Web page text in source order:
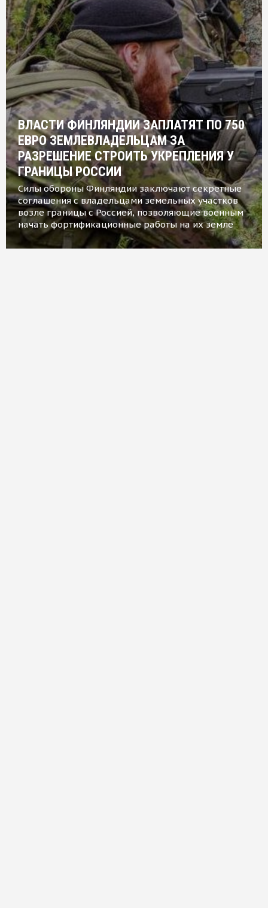
ВЛАСТИ ФИНЛЯНДИИ ЗАПЛАТЯТ ПО 750
ЕВРО ЗЕМЛЕВЛАДЕЛЬЦАМ ЗА
РАЗРЕШЕНИЕ СТРОИТЬ УКРЕПЛЕНИЯ У
ГРАНИЦЫ РОССИИ
Силы обороны Финляндии заключают секретные
соглашения с владельцами земельных участков
возле границы с Россией, позволяющие военным
начать фортификационные работы на их земле